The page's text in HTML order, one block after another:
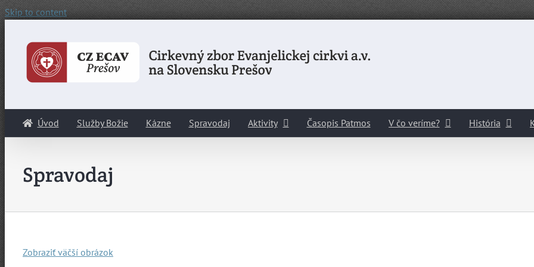
Skip to content
Úvod Služby Božie Kázne Spravodaj Aktivity Časopis Patmos V čo veríme? História
Spravodaj
Zobraziť väčší obrázok